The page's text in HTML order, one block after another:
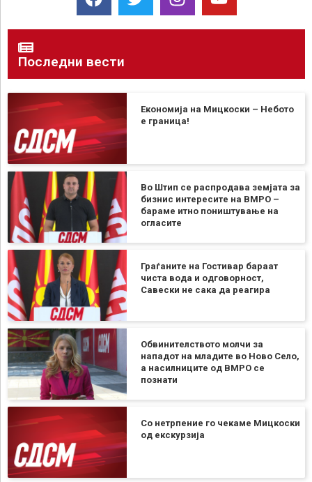
Последни вести
Економија на Мицкоски – Небото
е граница!
Во Штип се распродава земјата за
бизнис интересите на ВМРО –
бараме итно поништување на
огласите
Граѓаните на Гостивар бараат
чиста вода и одговорност,
Савески не сака да реагира
Обвинителството молчи за
нападот на младите во Ново Село,
а насилниците од ВМРО се
познати
Со нетрпение го чекаме Мицкоски
од екскурзија